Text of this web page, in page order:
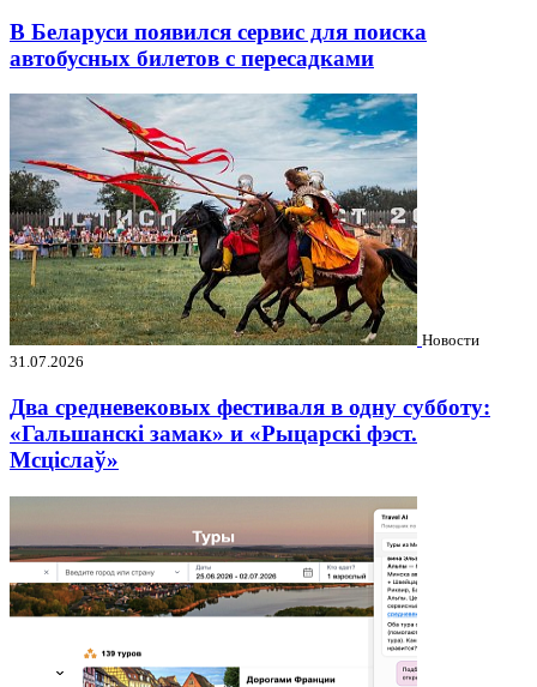
В Беларуси появился сервис для поиска
автобусных билетов с пересадками
Новости
31.07.2026
Два средневековых фестиваля в одну субботу:
«Гальшанскі замак» и «Рыцарскі фэст.
Мсціслаў»